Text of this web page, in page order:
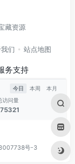
藏资源
们 站点地图
务支持
今日 本周
本月
访问量
号-3